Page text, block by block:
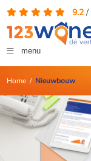
9.2/
menu
Home/ Nieuwbouw